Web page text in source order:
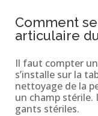
Comment
articulaire
Il faut compter
s’installe sur la
nettoyage de la
un champ stérile.
gants stériles.